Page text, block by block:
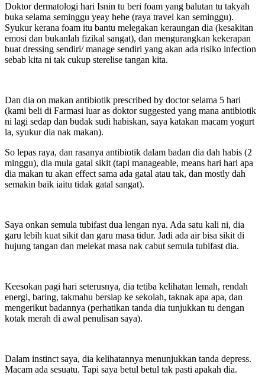
Doktor dermatologi hari Isnin tu beri foam yang balutan tu takyah
buka selama seminggu yeay hehe (raya travel kan seminggu).
Syukur kerana foam itu bantu melegakan keraungan dia (kesakitan
emosi dan bukanlah fizikal sangat), dan mengurangkan kekerapan
buat dressing sendiri/ manage sendiri yang akan ada risiko infection
sebab kita ni tak cukup sterelise tangan kita.
Dan dia on makan antibiotik prescribed by doctor selama 5 hari
(kami beli di Farmasi luar as doktor suggested yang mana antibiotik
ni lagi sedap dan budak sudi habiskan, saya katakan macam yogurt
la, syukur dia nak makan).
So lepas raya, dan rasanya antibiotik dalam badan dia dah habis (2
minggu), dia mula gatal sikit (tapi manageable, means hari hari apa
dia makan tu akan effect sama ada gatal atau tak, dan mostly dah
semakin baik iaitu tidak gatal sangat).
Saya onkan semula tubifast dua lengan nya. Ada satu kali ni, dia
garu lebih kuat sikit dan garu masa tidur. Jadi ada air bisa sikit di
hujung tangan dan melekat masa nak cabut semula tubifast dia.
Keesokan pagi hari seterusnya, dia tetiba kelihatan lemah, rendah
energi, baring, takmahu bersiap ke sekolah, taknak apa apa, dan
mengerikut badannya (perhatikan tanda dia tunjukkan tu dengan
kotak merah di awal penulisan saya).
Dalam instinct saya, dia kelihatannya menunjukkan tanda depress.
Macam ada sesuatu. Tapi saya betul betul tak pasti apakah dia.